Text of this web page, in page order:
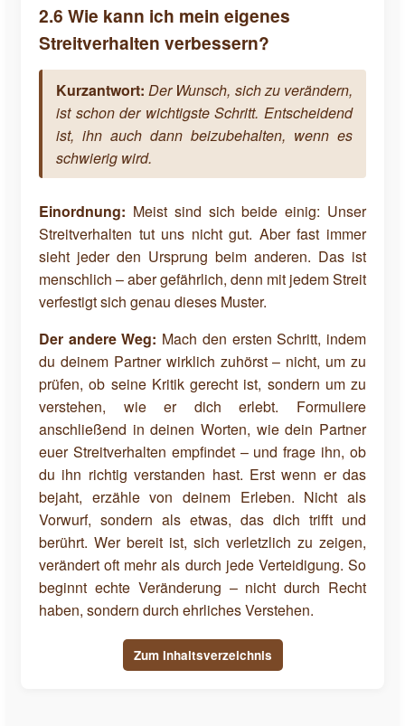
2.6 Wie kann ich mein eigenes
Streitverhalten verbessern?
Kurzantwort: Der Wunsch, sich zu verändern,
ist schon der wichtigste Schritt. Entscheidend
ist, ihn auch dann beizubehalten, wenn es
schwierig wird.
Einordnung: Meist sind sich beide einig: Unser
Streitverhalten tut uns nicht gut. Aber fast immer
sieht jeder den Ursprung beim anderen. Das ist
menschlich – aber gefährlich, denn mit jedem Streit
verfestigt sich genau dieses Muster.
Der andere Weg: Mach den ersten Schritt, indem
du deinem Partner wirklich zuhörst – nicht, um zu
prüfen, ob seine Kritik gerecht ist, sondern um zu
verstehen, wie er dich erlebt. Formuliere
anschließend in deinen Worten, wie dein Partner
euer Streitverhalten empfindet – und frage ihn, ob
du ihn richtig verstanden hast. Erst wenn er das
bejaht, erzähle von deinem Erleben. Nicht als
Vorwurf, sondern als etwas, das dich trifft und
berührt. Wer bereit ist, sich verletzlich zu zeigen,
verändert oft mehr als durch jede Verteidigung. So
beginnt echte Veränderung – nicht durch Recht
haben, sondern durch ehrliches Verstehen.
Zum Inhaltsverzeichnis